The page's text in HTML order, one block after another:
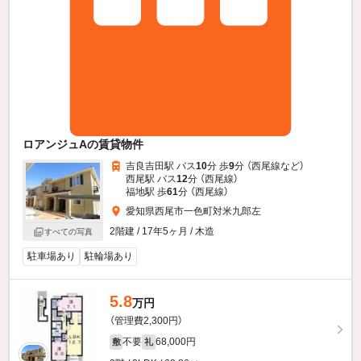
ロアンジュAの賃貸物件
すべての写真
吉良吉田駅 バス10分 歩9分 （西尾線など）
西尾駅 バス12分 （西尾線）
福地駅 歩61分 （西尾線）
愛知県西尾市一色町対米九郎左
2階建 / 17年5ヶ月 / 木造
駐車場あり 駐輪場あり
5.8万円
（管理費2,300円）
敷 不要 礼 68,000円